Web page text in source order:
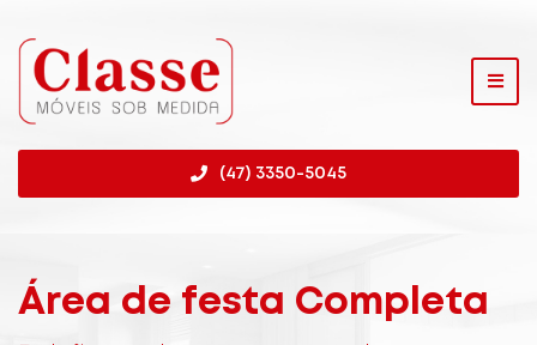
(47) 3350-5045
Área de festa Completa